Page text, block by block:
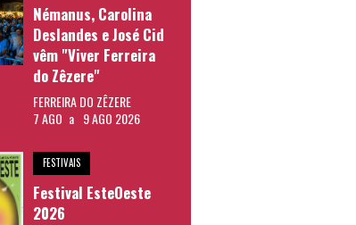
Némanus, Carolina
Deslandes e José Cid
vêm "Viver Ferreira
do Zêzere"
FERREIRA DO ZÊZERE
7 AGO a 9 AGO 2026
FESTIVAIS
Festival EsteOeste
2026